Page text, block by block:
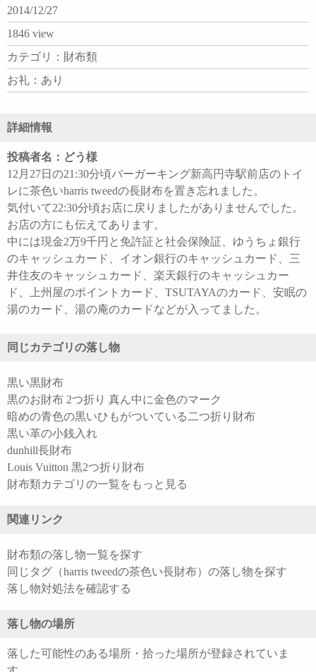
2014/12/27
1846 view
カテゴリ：財布類
お礼：あり
詳細情報
投稿者名：どう様
12月27日の21:30分頃バーガーキング新高円寺駅前店のトイ
レに茶色いharris tweedの長財布を置き忘れました。
気付いて22:30分頃お店に戻りましたがありませんでした。
お店の方にも伝えてあります。
中には現金2万9千円と免許証と社会保険証、ゆうちょ銀行
のキャッシュカード、イオン銀行のキャッシュカード、三
井住友のキャッシュカード、楽天銀行のキャッシュカー
ド、上州屋のポイントカード、TSUTAYAのカード、安眠の
湯のカード、湯の庵のカードなどが入ってました。
同じカテゴリの落し物
黒い黒財布
黒のお財布 2つ折り 真ん中に金色のマーク
暗めの青色の黒いひもがついている二つ折り財布
黒い革の小銭入れ
dunhill長財布
Louis Vuitton 黒2つ折り財布
財布類カテゴリの一覧をもっと見る
関連リンク
財布類の落し物一覧を探す
同じタグ（harris tweedの茶色い長財布）の落し物を探す
落し物対処法を確認する
落し物の場所
落した可能性のある場所・拾った場所が登録されていま